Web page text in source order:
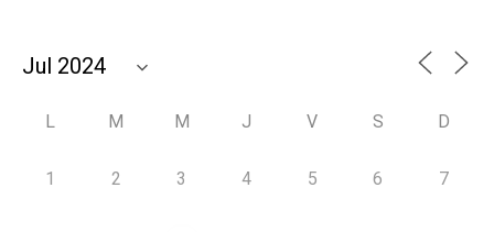
L M M J V S D
1 2 3 4 5 6 7